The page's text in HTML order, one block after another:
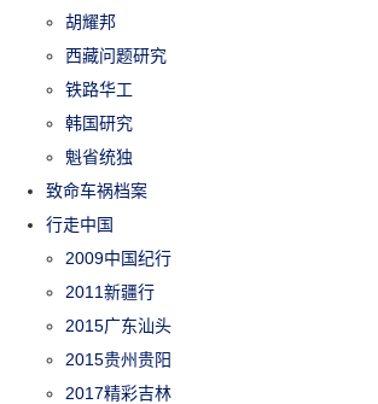
胡耀邦
西藏问题研究
铁路华工
韩国研究
魁省统独
致命车祸档案
行走中国
2009中国纪行
2011新疆行
2015广东汕头
2015贵州贵阳
2017精彩吉林